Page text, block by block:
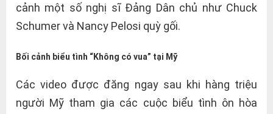
cảnh một số nghị sĩ Đảng Dân chủ như Chuck
Schumer và Nancy Pelosi quỳ gối.
Bối cảnh biểu tình “Không có vua” tại Mỹ
Các video được đăng ngay sau khi hàng triệu
người Mỹ tham gia các cuộc biểu tình ôn hòa